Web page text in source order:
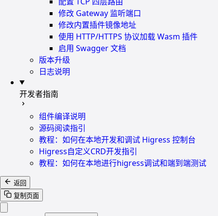
修改 Gateway 监听端口
修改内置插件镜像地址
使用 HTTP/HTTPS 协议加载 Wasm 插件
启用 Swagger 文档
版本升级
日志说明
开发者指南
组件编译说明
源码阅读指引
教程：如何在本地开发和调试 Higress 控制台
Higress自定义CRD开发指引
教程：如何在本地进行higress调试和端到端测试
返回
复制页面